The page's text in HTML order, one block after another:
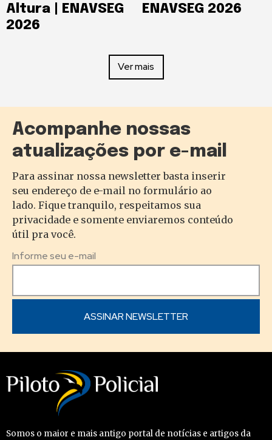
Altura | ENAVSEG
2026
ENAVSEG 2026
Ver mais
Acompanhe nossas
atualizações por e-mail
Para assinar nossa newsletter basta inserir
seu endereço de e-mail no formulário ao
lado. Fique tranquilo, respeitamos sua
privacidade e somente enviaremos conteúdo
útil pra você.
Informe seu e-mail
Somos o maior e mais antigo portal de notícias e artigos da